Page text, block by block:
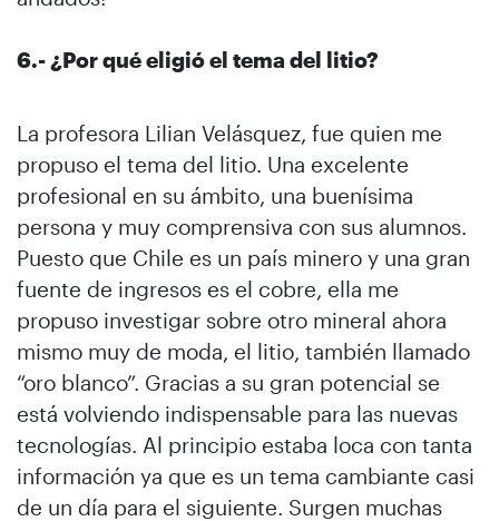
6.- ¿Por qué eligió el tema del litio?
La profesora Lilian Velásquez, fue quien me
propuso el tema del litio. Una excelente
profesional en su ámbito, una buenísima
persona y muy comprensiva con sus alumnos.
Puesto que Chile es un país minero y una gran
fuente de ingresos es el cobre, ella me
propuso investigar sobre otro mineral ahora
mismo muy de moda, el litio, también llamado
“oro blanco”. Gracias a su gran potencial se
está volviendo indispensable para las nuevas
tecnologías. Al principio estaba loca con tanta
información ya que es un tema cambiante casi
de un día para el siguiente. Surgen muchas